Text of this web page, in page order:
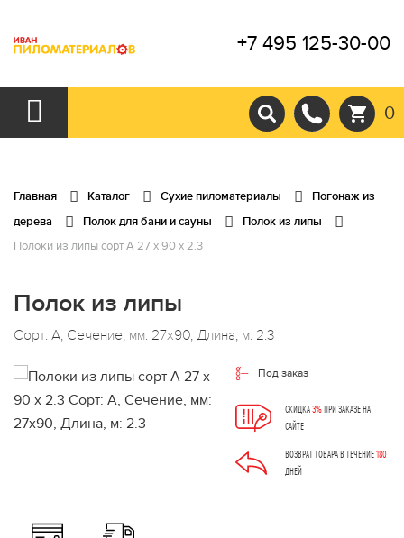
+7 495 125-30-00
0
Главная Каталог Сухие пиломатериалы
Погонаж из
дерева
Полок для бани и сауны
Полок из липы
Полоки из липы сорт А 27 x 90 x 2.3
Полок из липы
Сорт: А, Сечение, мм: 27x90, Длина, м: 2.3
Под заказ
СКИДКА3%ПРИ ЗАКАЗЕ НА
САЙТЕ
ВОЗВРАТ ТОВАРА В ТЕЧЕНИЕ180
ДНЕЙ